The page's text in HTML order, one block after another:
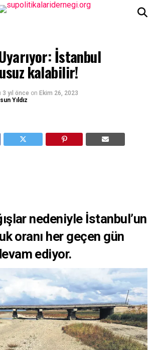
İstanbul
kalabilir!
3 yıl önce on Ekim 26, 2023
Yıldız
nedeniyle İstanbul’un
oranı her geçen gün
ediyor.